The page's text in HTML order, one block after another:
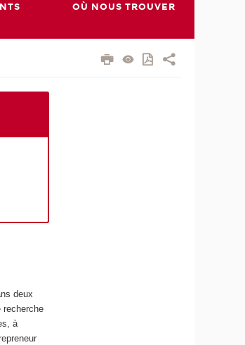
OÙ NOUS TROUVER
deux
recherche
à